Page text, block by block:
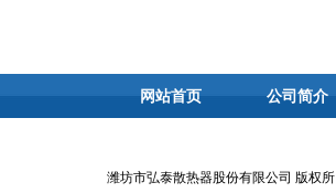
网站首页 公司简介
潍坊市弘泰散热器股份有限公司 版权所